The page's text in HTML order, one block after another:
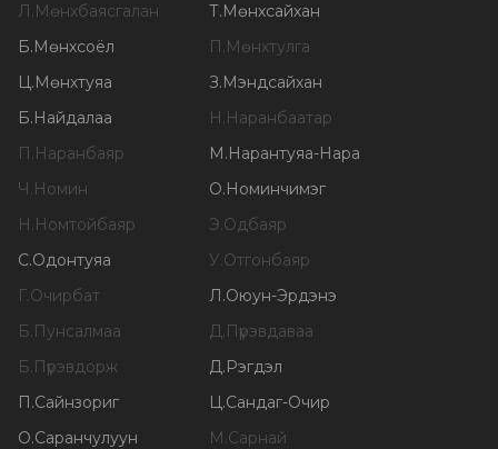
Л.Мөнхбаясгалан Т.Мөнхсайхан
Б.Мөнхсоёл П.Мөнхтулга
Ц.Мөнхтуяа З.Мэндсайхан
Б.Найдалаа Н.Наранбаатар
П.Наранбаяр М.Нарантуяа-Нара
Ч.Номин О.Номинчимэг
Н.Номтойбаяр Э.Одбаяр
С.Одонтуяа У.Отгонбаяр
Г.Очирбат Л.Оюун-Эрдэнэ
Б.Пунсалмаа Д.Пүрэвдаваа
Б.Пүрэвдорж Д.Рэгдэл
П.Сайнзориг Ц.Сандаг-Очир
О.Саранчулуун М.Сарнай